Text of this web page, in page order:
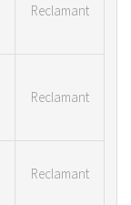
Reclamant
Reclamant
Reclamant